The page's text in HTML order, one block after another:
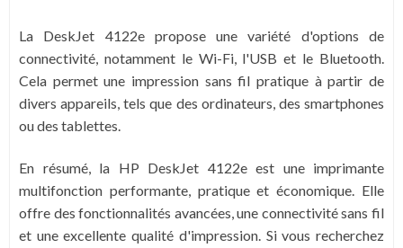
La DeskJet 4122e propose une variété d'options de
connectivité, notamment le Wi-Fi, l'USB et le Bluetooth.
Cela permet une impression sans fil pratique à partir de
divers appareils, tels que des ordinateurs, des smartphones
ou des tablettes.
En résumé, la HP DeskJet 4122e est une imprimante
multifonction performante, pratique et économique. Elle
offre des fonctionnalités avancées, une connectivité sans fil
et une excellente qualité d'impression. Si vous recherchez